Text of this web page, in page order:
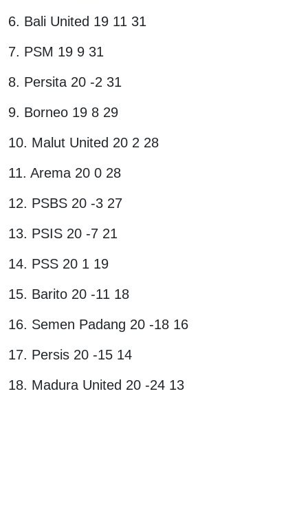
6. Bali United 19 11 31
7. PSM 19 9 31
8. Persita 20 -2 31
9. Borneo 19 8 29
10. Malut United 20 2 28
11. Arema 20 0 28
12. PSBS 20 -3 27
13. PSIS 20 -7 21
14. PSS 20 1 19
15. Barito 20 -11 18
16. Semen Padang 20 -18 16
17. Persis 20 -15 14
18. Madura United 20 -24 13